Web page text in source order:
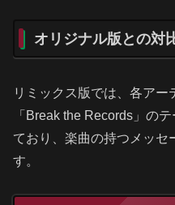
オリジナル版との対
リミックス版では、各ア
「Break the Records」の
ており、楽曲の持つメッセ
す。